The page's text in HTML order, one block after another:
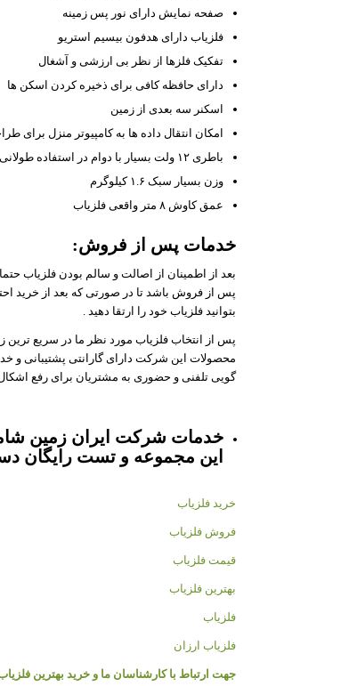
صفحه نمایش دارای نور پس زمینه
فلزیاب دارای ھدفون بیسیم استریو
تفکیک فلزھا از نظر بی ارزشی و آشغال
دارای حافظه کافی برای ذخیره کردن اسکن ھا
اسکنر سه بعدی از زمین
امکان انتقال داده ھا به کامپیوتر منزل برای
باطری ۱۲ ولت بسیار با دوام در استفاده طولانی
وزن بسیار سبک ۱.۶ کیلوگرم
عمق کاوش ۸ متر واقعی فلزیاب
خدمات پس از فروش:
بعد از اطمینان از اصالت و سالم بودن فلزیاب
پس از فروش باشد تا در صورتی که بعد از خرید
بتوانید فلزیاب خود را ارتقا دهید .
پس از انتخاب فلزیاب مورد نظر ما در سریع
محصولات این شرکت دارای گارانتی پشتیبانی
گویی تلفنی و حضوری به مشتریان برای رفع اشکال
خدمات شرکت ایران زمین
این مجموعه و تست رایگان
خرید فلزیاب
فروش فلزیاب
قیمت فلزیاب
بهترین فلزیاب
فلزیاب
فلزیاب ارزان
جهت ارتباط با کارشناسان ما و خرید بهترین